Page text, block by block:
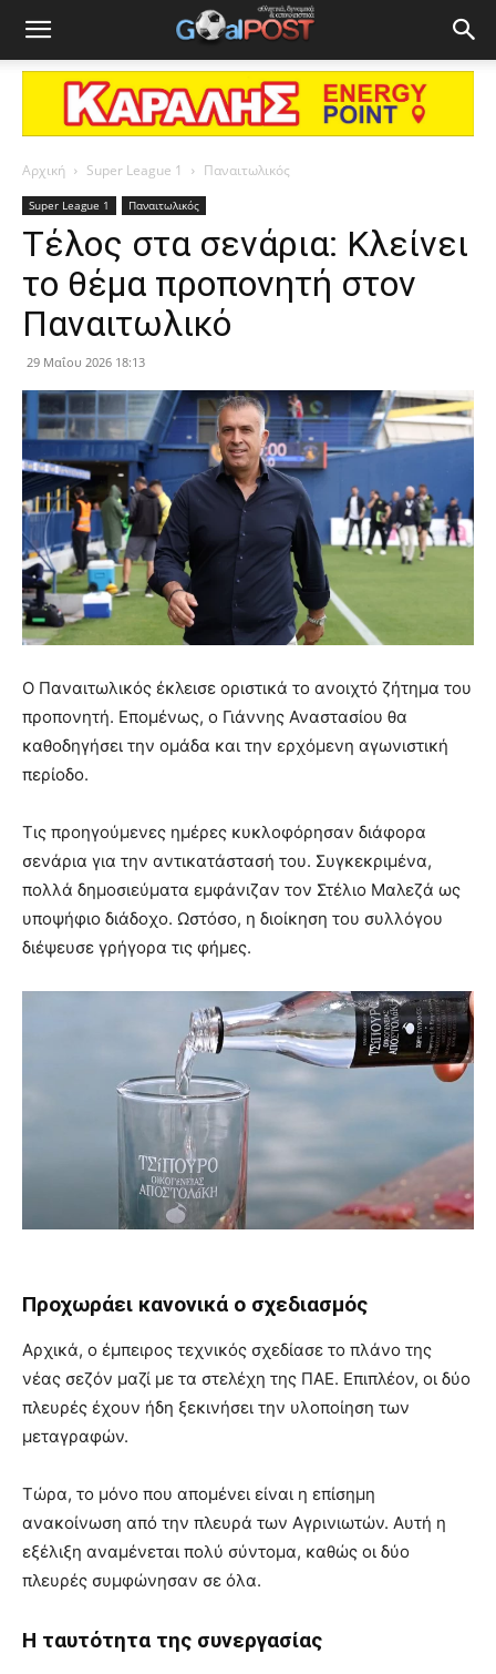
Αρχική Super League 1 Παναιτωλικός
Super League 1 Παναιτωλικός
Τέλος στα σενάρια: Κλείνει
το θέμα προπονητή στον
Παναιτωλικό
29 Μαΐου 2026 18:13
Ο Παναιτωλικός έκλεισε οριστικά το ανοιχτό ζήτημα του
προπονητή. Επομένως, ο Γιάννης Αναστασίου θα
καθοδηγήσει την ομάδα και την ερχόμενη αγωνιστική
περίοδο.
Τις προηγούμενες ημέρες κυκλοφόρησαν διάφορα
σενάρια για την αντικατάστασή του. Συγκεκριμένα,
πολλά δημοσιεύματα εμφάνιζαν τον Στέλιο Μαλεζά ως
υποψήφιο διάδοχο. Ωστόσο, η διοίκηση του συλλόγου
διέψευσε γρήγορα τις φήμες.
Προχωράει κανονικά ο σχεδιασμός
Αρχικά, ο έμπειρος τεχνικός σχεδίασε το πλάνο της
νέας σεζόν μαζί με τα στελέχη της ΠΑΕ. Επιπλέον, οι δύο
πλευρές έχουν ήδη ξεκινήσει την υλοποίηση των
μεταγραφών.
Τώρα, το μόνο που απομένει είναι η επίσημη
ανακοίνωση από την πλευρά των Αγρινιωτών. Αυτή η
εξέλιξη αναμένεται πολύ σύντομα, καθώς οι δύο
πλευρές συμφώνησαν σε όλα.
Η ταυτότητα της συνεργασίας